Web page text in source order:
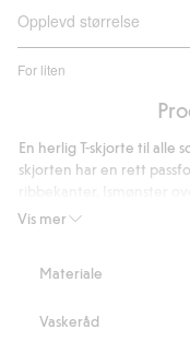
Opplevd størrelse
For liten
av
34
stemmer
Vis mer
En herlig T-skjorte til alle
skjorten har en rett
underdel i samme
Artikkelnummer
Materiale
Vaskeråd